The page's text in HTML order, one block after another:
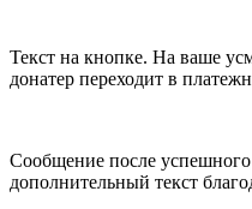
Текст на кнопке. На ваше
донатер переходит в
Сообщение после
дополнительный текст